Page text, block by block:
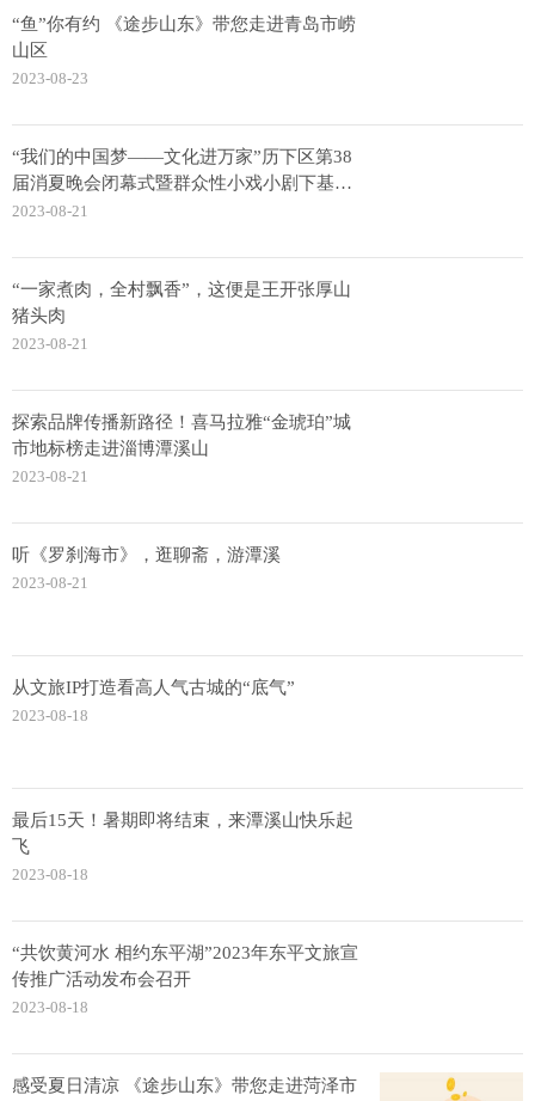
“鱼”你有约 《途步山东》带您走进青岛市崂
山区
2023-08-23
“我们的中国梦——文化进万家”历下区第38
届消夏晚会闭幕式暨群众性小戏小剧下基层
演出圆满结束
2023-08-21
“一家煮肉，全村飘香”，这便是王开张厚山
猪头肉
2023-08-21
探索品牌传播新路径！喜马拉雅“金琥珀”城
市地标榜走进淄博潭溪山
2023-08-21
听《罗刹海市》，逛聊斋，游潭溪
2023-08-21
从文旅IP打造看高人气古城的“底气”
2023-08-18
最后15天！暑期即将结束，来潭溪山快乐起
飞
2023-08-18
“共饮黄河水 相约东平湖”2023年东平文旅宣
传推广活动发布会召开
2023-08-18
感受夏日清凉 《途步山东》带您走进菏泽市